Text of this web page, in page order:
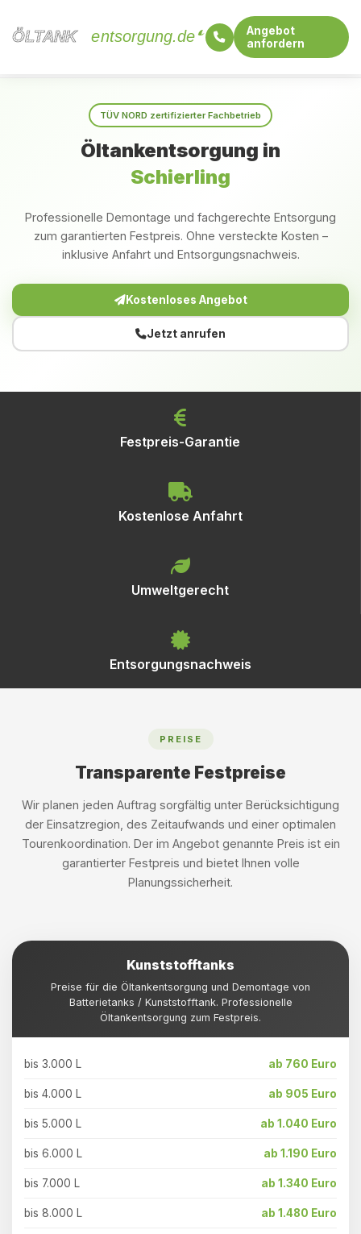
ÖLTANK
ÖLTANK entsorgung.de
Angebot
anfordern
TÜV NORD zertifizierter Fachbetrieb
Öltankentsorgung in
Schierling
Professionelle Demontage und fachgerechte Entsorgung
zum garantierten Festpreis. Ohne versteckte Kosten –
inklusive Anfahrt und Entsorgungsnachweis.
Kostenloses Angebot
Jetzt anrufen
Festpreis-Garantie
Kostenlose Anfahrt
Umweltgerecht
Entsorgungsnachweis
PREISE
Transparente Festpreise
Wir planen jeden Auftrag sorgfältig unter Berücksichtigung
der Einsatzregion, des Zeitaufwands und einer optimalen
Tourenkoordination. Der im Angebot genannte Preis ist ein
garantierter Festpreis und bietet Ihnen volle
Planungssicherheit.
Kunststofftanks
Preise für die Öltankentsorgung und Demontage von
Batterietanks / Kunststofftank. Professionelle
Öltankentsorgung zum Festpreis.
bis 3.000 L ab 760 Euro
bis 4.000 L ab 905 Euro
bis 5.000 L ab 1.040 Euro
bis 6.000 L ab 1.190 Euro
bis 7.000 L ab 1.340 Euro
bis 8.000 L ab 1.480 Euro